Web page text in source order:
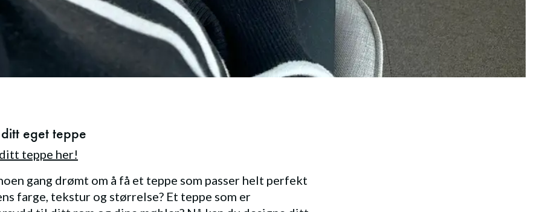
eget teppe
teppe her!
gang drømt om å få et teppe som passer helt perfekt
farge, tekstur og størrelse? Et teppe som er